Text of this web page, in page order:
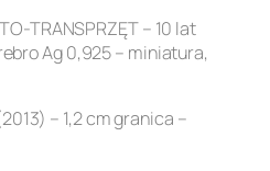
TRANSPRZĘT – 10 lat
Ag 0,925 – miniatura,
– 1,2 cm granica –